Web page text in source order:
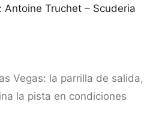
Truchet – Scuderia
Vegas: la parrilla de salida,
la pista en condiciones